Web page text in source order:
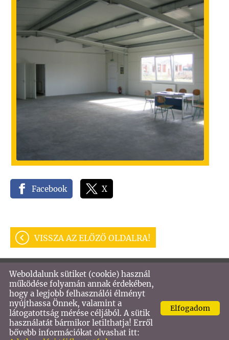
Facebook X
VISSZA AZ ELŐZŐ OLDALRA!
© 2026 - VASTECH KFT
Oldal információklAdatkezelési tájékoztatól
Impresszum
Elfogadom
Weboldalunk sütiket (cookie) használ
működése folyamán annak érdekében,
hogy a legjobb felhasználói élményt
nyújthassa Önnek, valamint a
látogatottság mérése céljából. A sütik
használatát bármikor letilthatja! Erről
bővebb információkat olvashat itt: